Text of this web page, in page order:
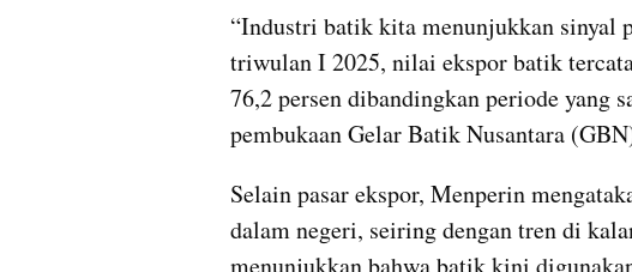
“Industri batik kita menunjukkan sinyal
triwulan I 2025, nilai ekspor batik
76,2 persen dibandingkan periode yang
pembukaan Gelar Batik Nusantara
Selain pasar ekspor, Menperin
dalam negeri, seiring dengan tren di
menunjukkan bahwa batik kini